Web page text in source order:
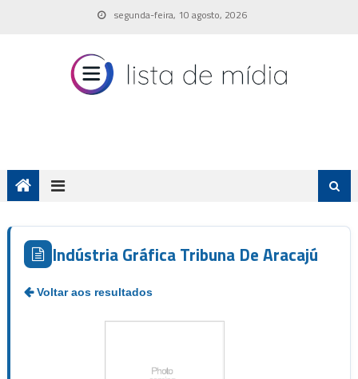
segunda-feira, 10 agosto, 2026
Indústria Gráfica Tribuna De Aracajú